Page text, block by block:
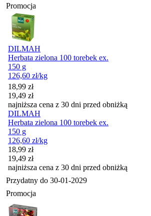
Promocja
DILMAH
Herbata zielona 100 torebek ex.
150 g
126,60 zł/kg
Cena promocyjna
18,99 zł
19,49 zł
najniższa cena z 30 dni przed obniżką
DILMAH
Herbata zielona 100 torebek ex.
150 g
126,60 zł/kg
Cena promocyjna
18,99 zł
19,49 zł
najniższa cena z 30 dni przed obniżką
Przydatny do 30-01-2029
Promocja